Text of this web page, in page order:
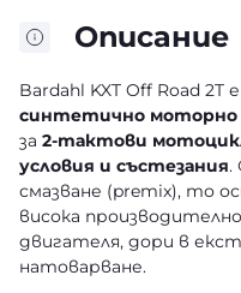
Описание
Bardahl KXT Off Road 2T
синтетично моторно
за 2-тактови
условия и състезания.
смазване (premix), то
висока
двигателя, дори в
натоварване.